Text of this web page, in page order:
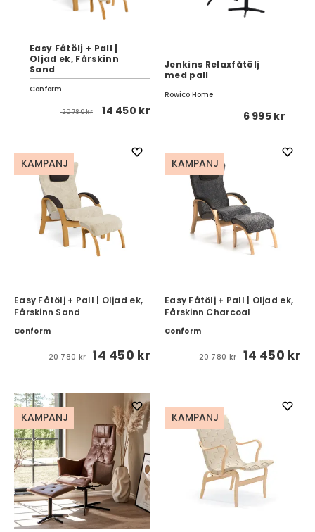
Easy Fåtölj + Pall |
Oljad ek, Fårskinn
Sand
Conform
20 780 kr 14 450 kr
Jenkins Relaxfåtölj
med pall
Rowico Home
6 995 kr
KAMPANJ
Easy Fåtölj + Pall | Oljad ek,
Fårskinn Sand
Conform
20 780 kr 14 450 kr
KAMPANJ
Easy Fåtölj + Pall | Oljad ek,
Fårskinn Charcoal
Conform
20 780 kr 14 450 kr
KAMPANJ KAMPANJ